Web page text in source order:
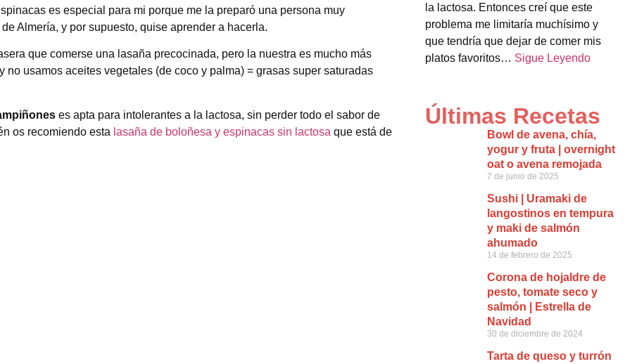
es especial para mi porque me la preparó una persona muy
Almería, y por supuesto, quise aprender a hacerla.
que comerse una lasaña precocinada, pero la nuestra es mucho más
usamos aceites vegetales (de coco y palma) = grasas super saturadas
es apta para intolerantes a la lactosa, sin perder todo el sabor de
os recomiendo esta lasaña de boloñesa y espinacas sin lactosa que está de
la lactosa. Entonces creí que este
problema me limitaría muchísimo y
que tendría que dejar de comer mis
platos favoritos… Sigue Leyendo
Últimas Recetas
Bowl de avena, chía,
yogur y fruta | overnight
oat o avena remojada
7 de junio de 2025
Sushi | Uramaki de
langostinos en tempura
y maki de salmón
ahumado
14 de febrero de 2025
Corona de hojaldre de
pesto, tomate seco y
salmón | Estrella de
Navidad
30 de diciembre de 2024
Tarta de queso y turrón